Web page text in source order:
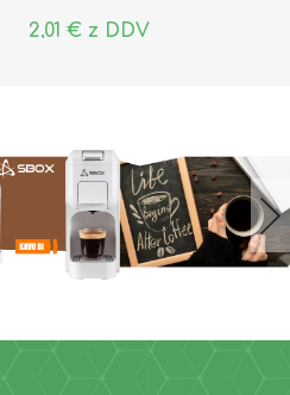
2,01 € z DDV